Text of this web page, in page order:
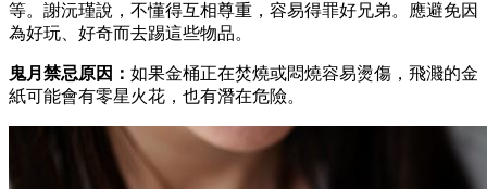
等。謝沅瑾說，不懂得互相尊重，容易得罪好兄弟。應避免因
為好玩、好奇而去踢這些物品。
鬼月禁忌原因： 如果金桶正在焚燒或悶燒容易燙傷，飛濺的金
紙可能會有零星火花，也有潛在危險。